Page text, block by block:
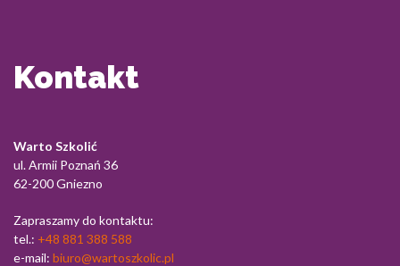
Kontakt
Warto Szkolić
ul. Armii Poznań 36
62-200 Gniezno
Zapraszamy do kontaktu:
tel.: +48 881 388 588
e-mail: biuro@wartoszkolic.pl